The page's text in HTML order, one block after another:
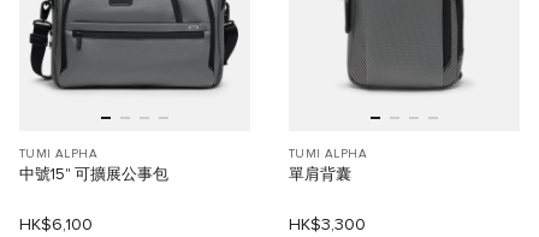
TUMI ALPHA
中號15" 可擴展公事包
HK$6,100
TUMI ALPHA
單肩背囊
HK$3,300